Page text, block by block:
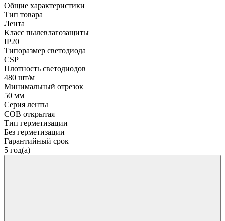
Общие характеристики
Тип товара
Лента
Класс пылевлагозащиты
IP20
Типоразмер светодиода
CSP
Плотность светодиодов
480 шт/м
Минимальный отрезок
50 мм
Серия ленты
COB открытая
Тип герметизации
Без герметизации
Гарантийный срок
5 год(а)